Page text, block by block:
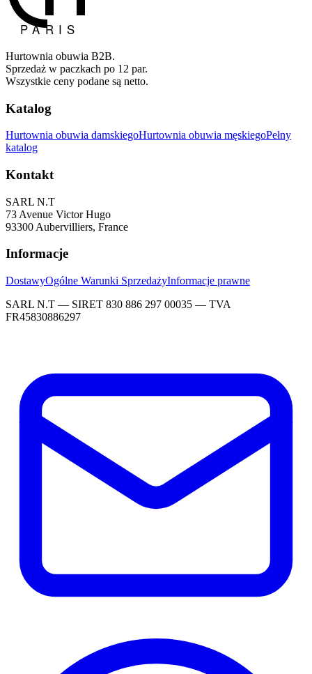
Hurtownia obuwia B2B.
Sprzedaż w paczkach po 12 par.
Wszystkie ceny podane są netto.
Katalog
Hurtownia obuwia damskiegoHurtownia obuwia męskiegoPełny
katalog
Kontakt
SARL N.T
73 Avenue Victor Hugo
93300 Aubervilliers, France
Informacje
DostawyOgólne Warunki SprzedażyInformacje prawne
SARL N.T — SIRET 830 886 297 00035 — TVA
FR45830886297